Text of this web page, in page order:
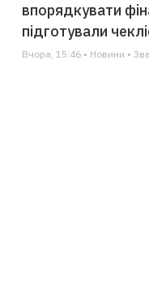
впорядкувати
підготували
Вчора, 15:46 • Новини •